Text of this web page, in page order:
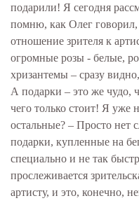
подарили! Я сегодня
помню, как Олег
отношение зрителя к
огромные розы - белые,
хризантемы – сразу
А подарки – это же чудо,
чего только стоит! Я уже
остальные? – Просто нет
подарки, купленные на
специально и не так
прослеживается
артисту, и это, конечно,